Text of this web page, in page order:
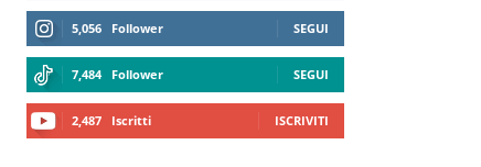
5,056 Follower SEGUI
7,484 Follower SEGUI
2,487 Iscritti ISCRIVITI